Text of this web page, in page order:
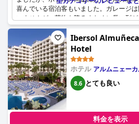
喜んでいる宿泊客もいました。ガレージ
いませんが、荷物を降ろすために長い列
客もいます。さらに、駐車場はホテルに
宿泊客は外に出る必要があります。しか
善できる些細な不便さであると指摘してい
車場を見下ろしており、宿泊客にさらに多
提供していることも注目に値します。
Ibersol
Hotel
ホテル アルムニェー
8.6 とても良い
料金を表示